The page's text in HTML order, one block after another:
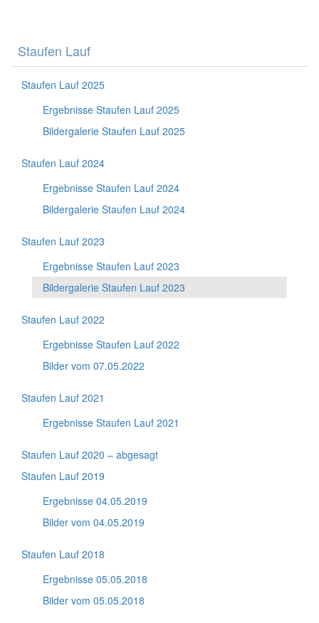
Staufen Lauf
Staufen Lauf 2025
Ergebnisse Staufen Lauf 2025
Bildergalerie Staufen Lauf 2025
Staufen Lauf 2024
Ergebnisse Staufen Lauf 2024
Bildergalerie Staufen Lauf 2024
Staufen Lauf 2023
Ergebnisse Staufen Lauf 2023
Bildergalerie Staufen Lauf 2023
Staufen Lauf 2022
Ergebnisse Staufen Lauf 2022
Bilder vom 07.05.2022
Staufen Lauf 2021
Ergebnisse Staufen Lauf 2021
Staufen Lauf 2020 – abgesagt
Staufen Lauf 2019
Ergebnisse 04.05.2019
Bilder vom 04.05.2019
Staufen Lauf 2018
Ergebnisse 05.05.2018
Bilder vom 05.05.2018